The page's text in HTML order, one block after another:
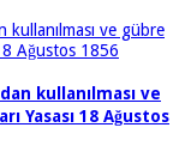
kullanılması ve
Yasası 18 Ağustos